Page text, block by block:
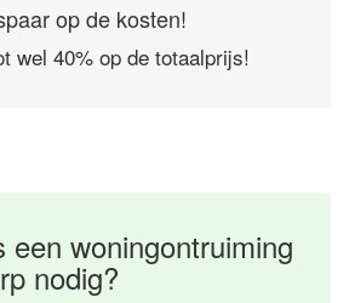
op de kosten!
wel 40% op de totaalprijs!
een woningontruiming
nodig?